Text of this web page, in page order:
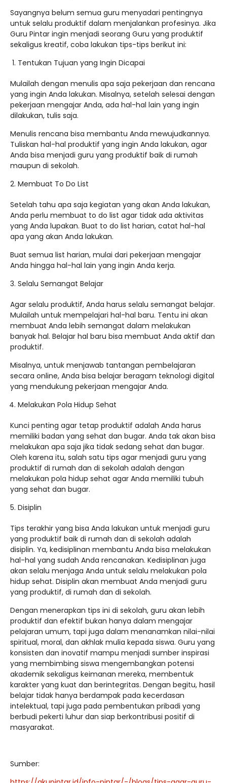
Sayangnya belum semua guru menyadari pentingnya
untuk selalu produktif dalam menjalankan profesinya. Jika
Guru Pintar ingin menjadi seorang Guru yang produktif
sekaligus kreatif, coba lakukan tips-tips berikut ini:
Tentukan Tujuan yang Ingin Dicapai
Mulailah dengan menulis apa saja pekerjaan dan rencana
yang ingin Anda lakukan. Misalnya, setelah selesai dengan
pekerjaan mengajar Anda, ada hal-hal lain yang ingin
dilakukan, tulis saja.
Menulis rencana bisa membantu Anda mewujudkannya.
Tuliskan hal-hal produktif yang ingin Anda lakukan, agar
Anda bisa menjadi guru yang produktif baik di rumah
maupun di sekolah.
Membuat To Do List
Setelah tahu apa saja kegiatan yang akan Anda lakukan,
Anda perlu membuat to do list agar tidak ada aktivitas
yang Anda lupakan. Buat to do list harian, catat hal-hal
apa yang akan Anda lakukan.
Buat semua list harian, mulai dari pekerjaan mengajar
Anda hingga hal-hal lain yang ingin Anda kerja.
Selalu Semangat Belajar
Agar selalu produktif, Anda harus selalu semangat belajar.
Mulailah untuk mempelajari hal-hal baru. Tentu ini akan
membuat Anda lebih semangat dalam melakukan
banyak hal. Belajar hal baru bisa membuat Anda aktif dan
produktif.
Misalnya, untuk menjawab tantangan pembelajaran
secara online, Anda bisa belajar beragam teknologi digital
yang mendukung pekerjaan mengajar Anda.
Melakukan Pola Hidup Sehat
Kunci penting agar tetap produktif adalah Anda harus
memiliki badan yang sehat dan bugar. Anda tak akan bisa
melakukan apa saja jika tidak sedang sehat dan bugar.
Oleh karena itu, salah satu tips agar menjadi guru yang
produktif di rumah dan di sekolah adalah dengan
melakukan pola hidup sehat agar Anda memiliki tubuh
yang sehat dan bugar.
Disiplin
Tips terakhir yang bisa Anda lakukan untuk menjadi guru
yang produktif baik di rumah dan di sekolah adalah
disiplin. Ya, kedisiplinan membantu Anda bisa melakukan
hal-hal yang sudah Anda rencanakan. Kedisiplinan juga
akan selalu menjaga Anda untuk selalu melakukan pola
hidup sehat. Disiplin akan membuat Anda menjadi guru
yang produktif, di rumah dan di sekolah.
Dengan menerapkan tips ini di sekolah, guru akan lebih
produktif dan efektif bukan hanya dalam mengajar
pelajaran umum, tapi juga dalam menanamkan nilai-nilai
spiritual, moral, dan akhlak mulia kepada siswa. Guru yang
konsisten dan inovatif mampu menjadi sumber inspirasi
yang membimbing siswa mengembangkan potensi
akademik sekaligus keimanan mereka, membentuk
karakter yang kuat dan berintegritas. Dengan begitu, hasil
belajar tidak hanya berdampak pada kecerdasan
intelektual, tapi juga pada pembentukan pribadi yang
berbudi pekerti luhur dan siap berkontribusi positif di
masyarakat.
Sumber: